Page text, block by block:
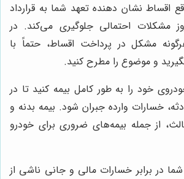
اقساط نشان دهنده تعهد شما به قرارداد
مشکلات احتمالی جلوگیری می‌کند. در
مشکل در پرداخت اقساط، حتماً با
و موضوع را مطرح کنید.
خود را به طور کامل بیمه کنید تا در
خسارات وارده جبران شود. بیمه بدنه و
از جمله بیمه‌های ضروری برای خودرو
شما در برابر خسارات مالی و جانی ناشی از